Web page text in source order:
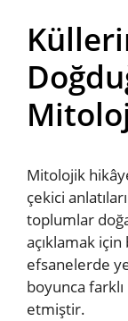
Mitolojik
çekici
toplumlar
açıklamak
efsanelerde
boyunca
etmiştir.